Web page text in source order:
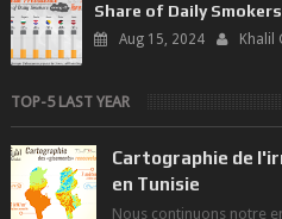
Share of Daily
Aug 15, 2024 Khalil
TOP-5 LAST YEAR
Cartographie de
en Tunisie
Nous continuons notre